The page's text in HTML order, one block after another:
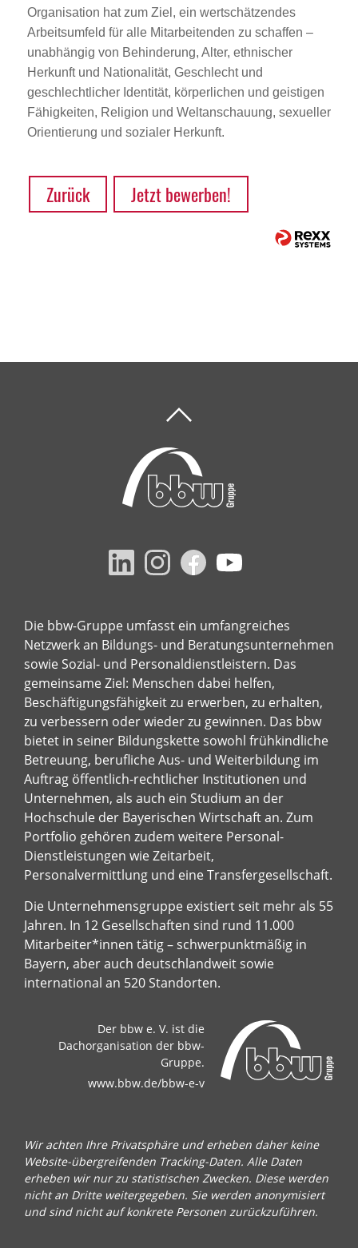
Organisation hat zum Ziel, ein wertschätzendes
Arbeitsumfeld für alle Mitarbeitenden zu schaffen –
unabhängig von Behinderung, Alter, ethnischer
Herkunft und Nationalität, Geschlecht und
geschlechtlicher Identität, körperlichen und geistigen
Fähigkeiten, Religion und Weltanschauung, sexueller
Orientierung und sozialer Herkunft.
Zurück Jetzt bewerben!
Die bbw-Gruppe umfasst ein umfangreiches
Netzwerk an Bildungs- und Beratungsunternehmen
sowie Sozial- und Personaldienstleistern. Das
gemeinsame Ziel: Menschen dabei helfen,
Beschäftigungsfähigkeit zu erwerben, zu erhalten,
zu verbessern oder wieder zu gewinnen. Das bbw
bietet in seiner Bildungskette sowohl frühkindliche
Betreuung, berufliche Aus- und Weiterbildung im
Auftrag öffentlich-rechtlicher Institutionen und
Unternehmen, als auch ein Studium an der
Hochschule der Bayerischen Wirtschaft an. Zum
Portfolio gehören zudem weitere Personal-
Dienstleistungen wie Zeitarbeit,
Personalvermittlung und eine Transfergesellschaft.
Die Unternehmensgruppe existiert seit mehr als 55
Jahren. In 12 Gesellschaften sind rund 11.000
Mitarbeiter*innen tätig – schwerpunktmäßig in
Bayern, aber auch deutschlandweit sowie
international an 520 Standorten.
Der bbw e. V. ist die
Dachorganisation der bbw-
Gruppe.
www.bbw.de/bbw-e-v
Wir achten Ihre Privatsphäre und erheben daher keine
Website-übergreifenden Tracking-Daten. Alle Daten
erheben wir nur zu statistischen Zwecken. Diese werden
nicht an Dritte weitergegeben. Sie werden anonymisiert
und sind nicht auf konkrete Personen zurückzuführen.